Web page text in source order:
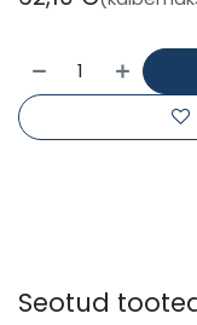
Seotud